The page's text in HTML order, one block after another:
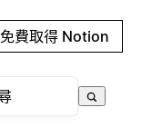
免費取得 Notion